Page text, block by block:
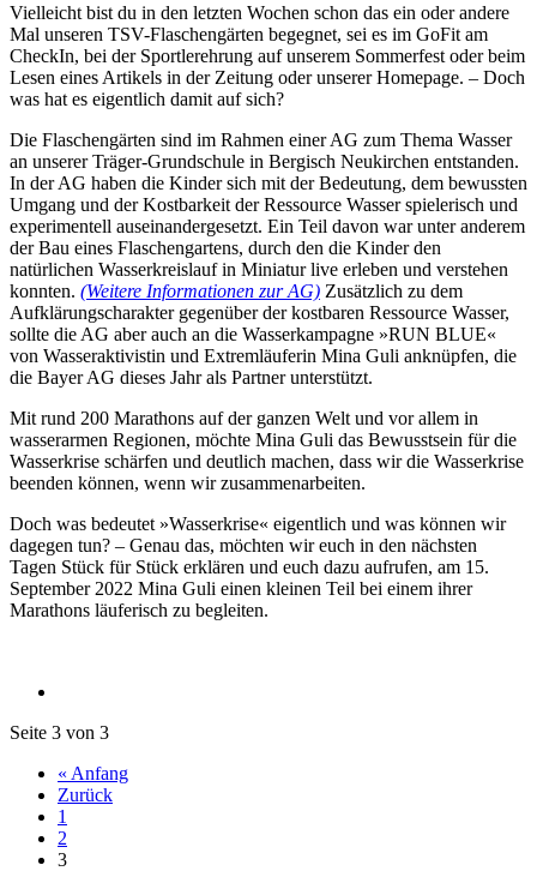
Vielleicht bist du in den letzten Wochen schon das ein oder andere
Mal unseren TSV-Flaschengärten begegnet, sei es im GoFit am
CheckIn, bei der Sportlerehrung auf unserem Sommerfest oder beim
Lesen eines Artikels in der Zeitung oder unserer Homepage. – Doch
was hat es eigentlich damit auf sich?
Die Flaschengärten sind im Rahmen einer AG zum Thema Wasser
an unserer Träger-Grundschule in Bergisch Neukirchen entstanden.
In der AG haben die Kinder sich mit der Bedeutung, dem bewussten
Umgang und der Kostbarkeit der Ressource Wasser spielerisch und
experimentell auseinandergesetzt. Ein Teil davon war unter anderem
der Bau eines Flaschengartens, durch den die Kinder den
natürlichen Wasserkreislauf in Miniatur live erleben und verstehen
konnten. (Weitere Informationen zur AG) Zusätzlich zu dem
Aufklärungscharakter gegenüber der kostbaren Ressource Wasser,
sollte die AG aber auch an die Wasserkampagne »RUN BLUE«
von Wasseraktivistin und Extremläuferin Mina Guli anknüpfen, die
die Bayer AG dieses Jahr als Partner unterstützt.
Mit rund 200 Marathons auf der ganzen Welt und vor allem in
wasserarmen Regionen, möchte Mina Guli das Bewusstsein für die
Wasserkrise schärfen und deutlich machen, dass wir die Wasserkrise
beenden können, wenn wir zusammenarbeiten.
Doch was bedeutet »Wasserkrise« eigentlich und was können wir
dagegen tun? – Genau das, möchten wir euch in den nächsten
Tagen Stück für Stück erklären und euch dazu aufrufen, am 15.
September 2022 Mina Guli einen kleinen Teil bei einem ihrer
Marathons läuferisch zu begleiten.
Seite 3 von 3
« Anfang
Zurück
1
2
3